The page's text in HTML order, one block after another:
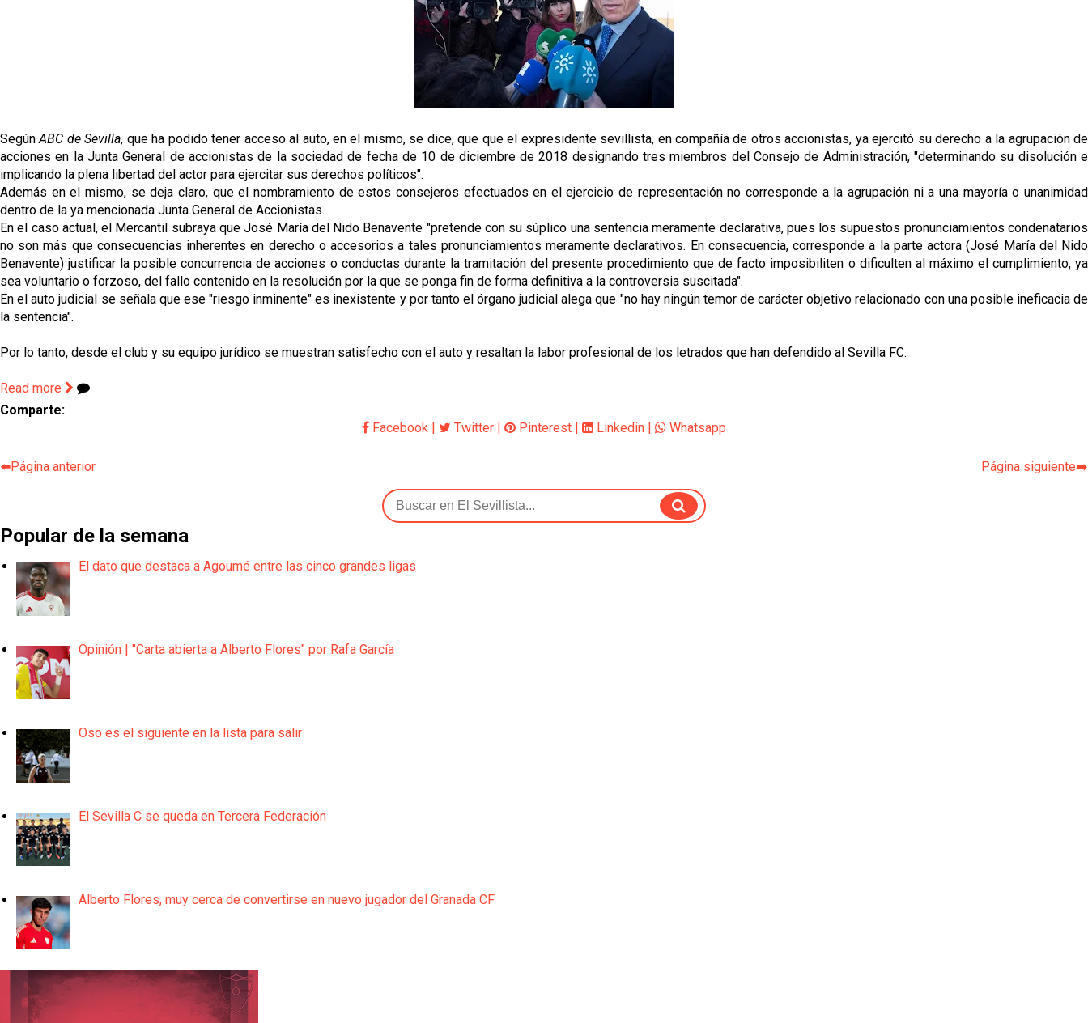
SegúnABC de Sevilla, que ha podido tener acceso al auto, en el mismo, se dice, que que el expresidente sevillista, en compañía de otros accionistas, ya ejercitó su derecho a la agrupación de
acciones en la Junta General de accionistas de la sociedad de fecha de 10 de diciembre de 2018 designando tres miembros del Consejo de Administración, "determinando su disolución e
implicando la plena libertad del actor para ejercitar sus derechos políticos".
Además en el mismo, se deja claro, que el nombramiento de estos consejeros efectuados en el ejercicio de representación no corresponde a la agrupación ni a una mayoría o unanimidad
dentro de la ya mencionada Junta General de Accionistas.
En el caso actual, el Mercantil subraya que José María del Nido Benavente "pretende con su súplico una sentencia meramente declarativa, pues los supuestos pronunciamientos condenatarios
no son más que consecuencias inherentes en derecho o accesorios a tales pronunciamientos meramente declarativos. En consecuencia, corresponde a la parte actora (José María del Nido
Benavente) justificar la posible concurrencia de acciones o conductas durante la tramitación del presente procedimiento que de facto imposibiliten o dificulten al máximo el cumplimiento, ya
sea voluntario o forzoso, del fallo contenido en la resolución por la que se ponga fin de forma definitiva a la controversia suscitada".
En el auto judicial se señala que ese "riesgo inminente" es inexistente y por tanto el órgano judicial alega que "no hay ningún temor de carácter objetivo relacionado con una posible ineficacia de
la sentencia".
Por lo tanto, desde el club y su equipo jurídico se muestran satisfecho con el auto y resaltan la labor profesional de los letrados que han defendido al Sevilla FC.
Read more
Comparte:
Facebook | Twitter | Pinterest | Linkedin | Whatsapp
⬅️Página anterior Página siguiente➡️
Popular de la semana
El dato que destaca a Agoumé entre las cinco grandes ligas
Opinión | "Carta abierta a Alberto Flores" por Rafa García
Oso es el siguiente en la lista para salir
El Sevilla C se queda en Tercera Federación
Alberto Flores, muy cerca de convertirse en nuevo jugador del Granada CF